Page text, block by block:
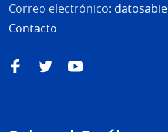
Correo electrónico:
Contacto
FacebookTwitterYouTube